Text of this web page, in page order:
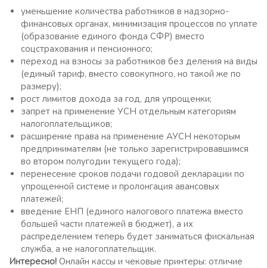
уменьшение количества работников в надзорно-
финансовых органах, минимизация процессов по уплате
(образование единого фонда СФР) вместо
соцстрахования и пенсионного;
переход на взносы за работников без деления на виды
(единый тариф, вместо совокупного, но такой же по
размеру);
рост лимитов дохода за год, для упрощенки;
запрет на применение УСН отдельным категориям
налогоплательщиков;
расширение права на применение АУСН некоторым
предпринимателям (не только зарегистрировавшимся
во втором полугодии текущего года);
перенесение сроков подачи годовой декларации по
упрощенной системе и пролонгация авансовых
платежей;
введение ЕНП (единого налогового платежа вместо
большей части платежей в бюджет), а их
распределением теперь будет заниматься фискальная
служба, а не налогоплательщик.
Интересно! Онлайн кассы и чековые принтеры: отличие